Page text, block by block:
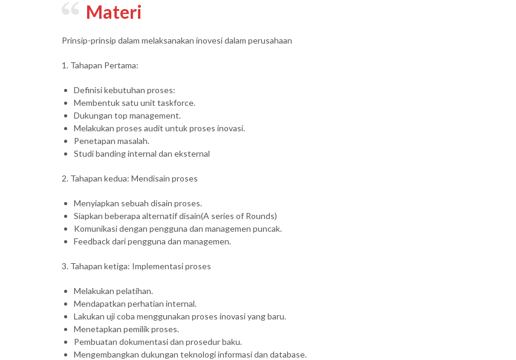
Materi
Prinsip-prinsip dalam melaksanakan inovesi dalam perusahaan
1. Tahapan Pertama:
Definisi kebutuhan proses:
Membentuk satu unit taskforce.
Dukungan top management.
Melakukan proses audit untuk proses inovasi.
Penetapan masalah.
Studi banding internal dan eksternal
2. Tahapan kedua: Mendisain proses
Menyiapkan sebuah disain proses.
Siapkan beberapa alternatif disain(A series of Rounds)
Komunikasi dengan pengguna dan managemen puncak.
Feedback dari pengguna dan managemen.
3. Tahapan ketiga: Implementasi proses
Melakukan pelatihan.
Mendapatkan perhatian internal.
Lakukan uji coba menggunakan proses inovasi yang baru.
Menetapkan pemilik proses.
Pembuatan dokumentasi dan prosedur baku.
Mengembangkan dukungan teknologi informasi dan database.